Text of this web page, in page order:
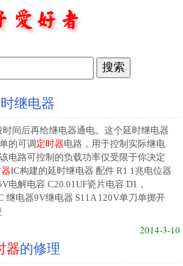
继电器
间后再给继电器通电。这个延时继电器
的可调定时器电路，用于控制实际继电
电路可控制的负载功率仅受限于你决定
器IC构建的延时继电器 配件 R1 1兆电位器
电解电容 C20.01UF瓷片电容 D1，
继电器9V继电器 S11A 120V单刀单掷开
2014-3-10
器的修理